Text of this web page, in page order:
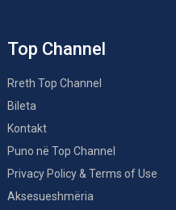
Top Channel
Rreth Top Channel
Bileta
Kontakt
Puno në Top Channel
Privacy Policy & Terms of Use
Aksesueshmëria